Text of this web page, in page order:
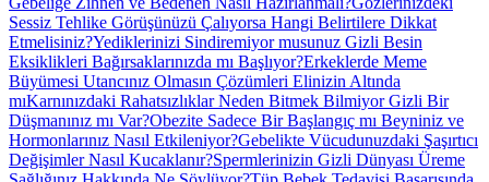
Sessiz Tehlike Görüşünüzü Çalıyorsa Hangi Belirtilere Dikkat
Etmelisiniz?Yediklerinizi Sindiremiyor musunuz Gizli Besin
Eksiklikleri Bağırsaklarınızda mı Başlıyor?Erkeklerde Meme
Büyümesi Utancınız Olmasın Çözümleri Elinizin Altında
mıKarnınızdaki Rahatsızlıklar Neden Bitmek Bilmiyor Gizli Bir
Düşmanınız mı Var?Obezite Sadece Bir Başlangıç mı Beyniniz ve
Hormonlarınız Nasıl Etkileniyor?Gebelikte Vücudunuzdaki Şaşırtıcı
Değişimler Nasıl Kucaklanır?Spermlerinizin Gizli Dünyası Üreme